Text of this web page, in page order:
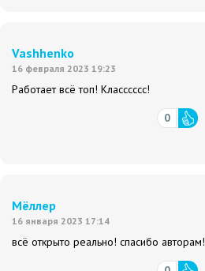
Vashhenko
16 февраля 2023 19:23
Работает всё топ! Класссссс!
0
Мёллер
16 января 2023 17:14
всё открыто реально! спасибо авторам!